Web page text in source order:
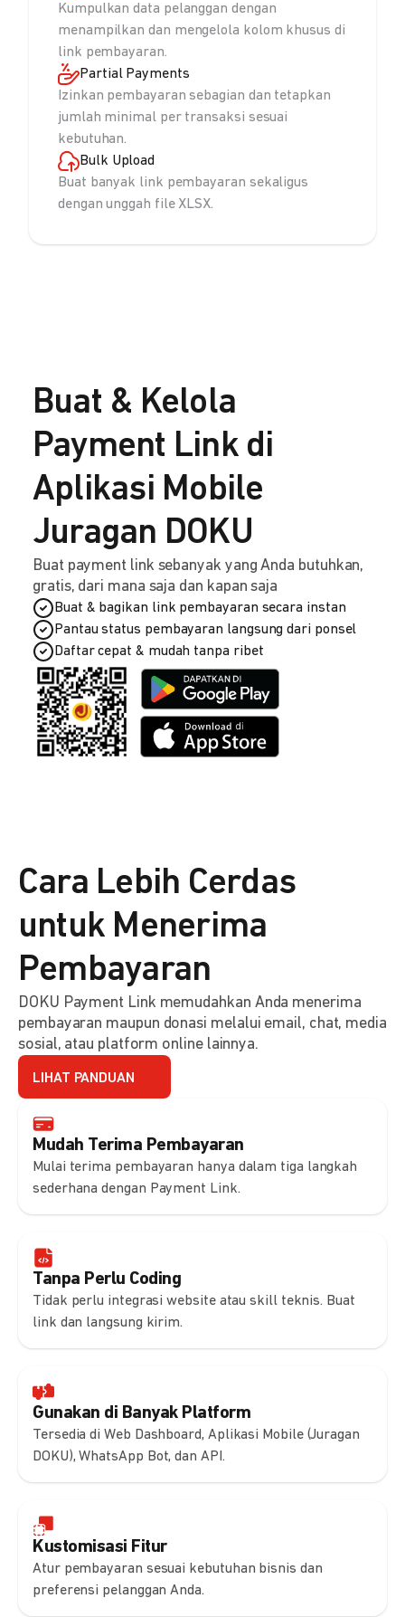
Kumpulkan data pelanggan dengan
menampilkan dan mengelola kolom khusus di
link pembayaran.
Partial Payments
Izinkan pembayaran sebagian dan tetapkan
jumlah minimal per transaksi sesuai
kebutuhan.
Bulk Upload
Buat banyak link pembayaran sekaligus
dengan unggah file XLSX.
Buat & Kelola
Payment Link di
Aplikasi Mobile
Juragan DOKU
Buat payment link sebanyak yang Anda butuhkan,
gratis, dari mana saja dan kapan saja
Buat & bagikan link pembayaran secara instan
Pantau status pembayaran langsung dari ponsel
Daftar cepat & mudah tanpa ribet
Mudah Terima Pembayaran
Mulai terima pembayaran hanya dalam tiga langkah
sederhana dengan Payment Link.
Tanpa Perlu Coding
Tidak perlu integrasi website atau skill teknis. Buat
link dan langsung kirim.
Gunakan di Banyak Platform
Tersedia di Web Dashboard, Aplikasi Mobile (Juragan
DOKU), WhatsApp Bot, dan API.
Kustomisasi Fitur
Atur pembayaran sesuai kebutuhan bisnis dan
preferensi pelanggan Anda.
Cara Lebih Cerdas
untuk Menerima
Pembayaran
DOKU Payment Link memudahkan Anda menerima
pembayaran maupun donasi melalui email, chat, media
sosial, atau platform online lainnya.
LIHAT PANDUAN